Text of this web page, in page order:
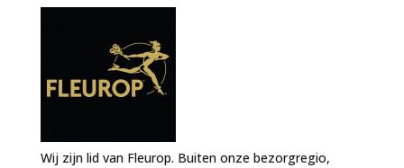
Wij zijn lid van Fleurop. Buiten onze bezorgregio,